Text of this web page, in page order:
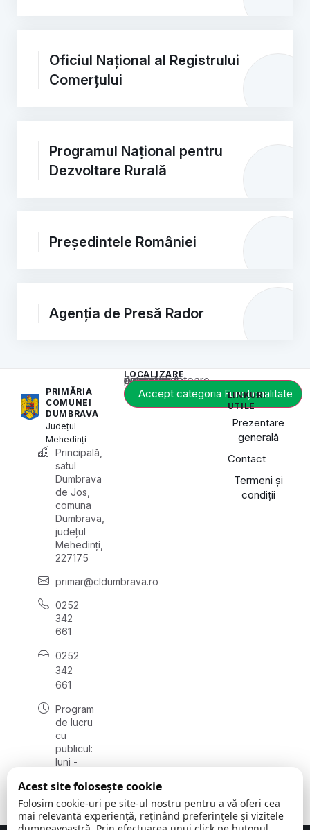
Oficiul Național al Registrului
Comerțului
Programul Național pentru
Dezvoltare Rurală
Președintele României
Agenția de Presă Rador
PRIMĂRIA
COMUNEI
DUMBRAVA
Județul
Mehedinți
Principală,
satul
Dumbrava
de Jos,
comuna
Dumbrava,
județul
Mehedinți,
227175
primar@cldumbrava.ro
0252
342
661
0252
342
661
Program
de lucru
cu
publicul:
luni -
08:00 -
16:00
LOCALIZARE
Acest conținut este blocat până când acceptați categoria corespunzătoare de cookie-uri.
Accept categoria Funcționalitate
LINKURI
UTILE
Prezentare
generală
Contact
Termeni și
condiții
Acest site folosește cookie
Folosim cookie-uri pe site-ul nostru pentru a vă oferi cea
mai relevantă experiență, reținând preferințele și vizitele